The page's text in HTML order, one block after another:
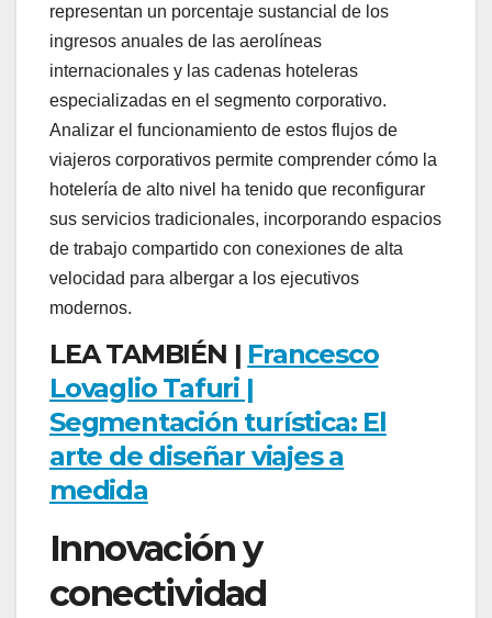
representan un porcentaje sustancial de los
ingresos anuales de las aerolíneas
internacionales y las cadenas hoteleras
especializadas en el segmento corporativo.
Analizar el funcionamiento de estos flujos de
viajeros corporativos permite comprender cómo la
hotelería de alto nivel ha tenido que reconfigurar
sus servicios tradicionales, incorporando espacios
de trabajo compartido con conexiones de alta
velocidad para albergar a los ejecutivos
modernos.
LEA TAMBIÉN | Francesco
Lovaglio Tafuri |
Segmentación turística: El
arte de diseñar viajes a
medida
Innovación y
conectividad